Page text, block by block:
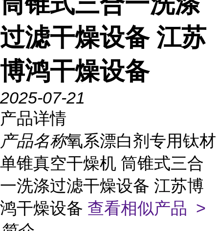
过滤干燥设备 江苏
博鸿干燥设备
2025-07-21
产品详情
产品名称氧系漂白剂专用钛材
单锥真空干燥机 筒锥式三合
一洗涤过滤干燥设备 江苏博
鸿干燥设备 查看相似产品 >